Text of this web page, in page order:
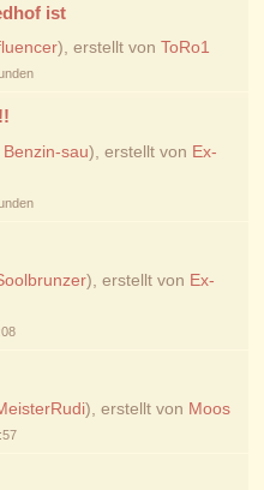
ist
), erstellt von ToRo1
Benzin-sau), erstellt von Ex-
), erstellt von Ex-
), erstellt von Moos